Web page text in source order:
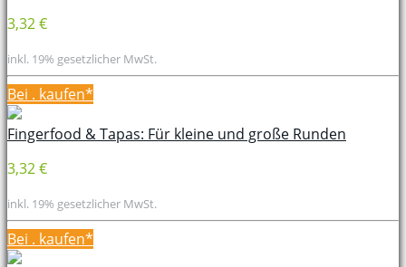
3,32 €
inkl. 19% gesetzlicher MwSt.
Bei . kaufen*
Fingerfood & Tapas: Für kleine und große Runden
3,32 €
inkl. 19% gesetzlicher MwSt.
Bei . kaufen*